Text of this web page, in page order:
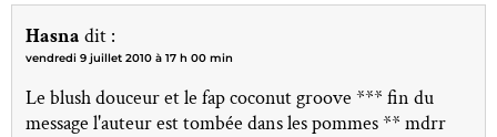
Hasna dit :
vendredi 9 juillet 2010 à 17 h 00 min
Le blush douceur et le fap coconut groove *** fin du
message l'auteur est tombée dans les pommes ** mdrr